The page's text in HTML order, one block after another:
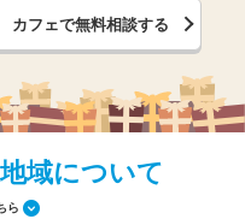
カフェで無料相談する
域について
ら